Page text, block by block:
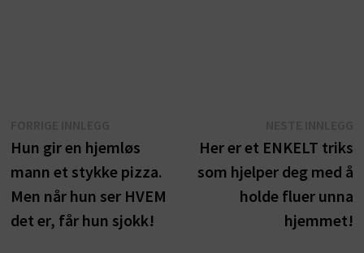
innlegg:
Hun gir en hjemløs
mann et stykke pizza.
Men når hun ser HVEM
det er, får hun sjokk!
Her er et ENKELT triks
som hjelper deg med å
holde fluer unna
hjemmet!